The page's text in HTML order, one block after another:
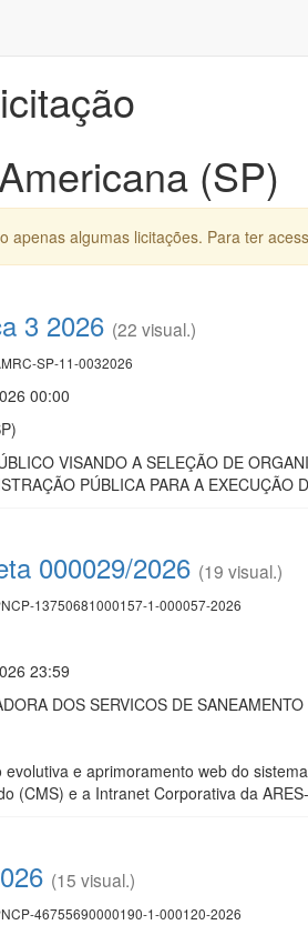
(SP)
apenas algumas licitações. Para ter
3 2026 (22 visual.)
SP-11-0032026
00:00
VISANDO A SELEÇÃO DE
PÚBLICA PARA A EXECUÇÃO
000029/2026 (19 visual.)
13750681000157-1-000057-2026
23:59
DOS SERVICOS DE
e aprimoramento web do
(CMS) e a Intranet Corporativa da
(15 visual.)
46755690000190-1-000120-2026